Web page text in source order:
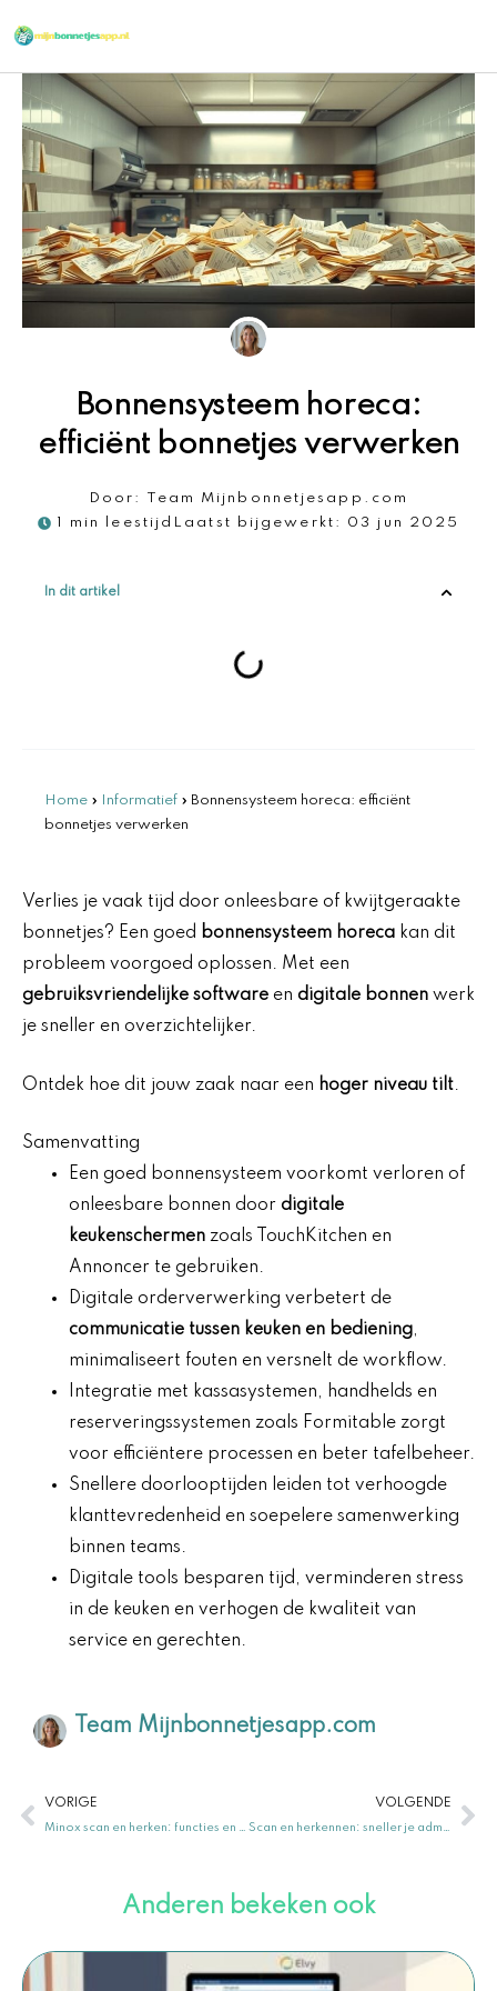
naar
inhoud
Bonnensysteem horeca:
efficiënt bonnetjes verwerken
Door:
Team Mijnbonnetjesapp.com
1 min leestijd Laatst bijgewerkt: 03 jun 2025
In dit artikel
Home » Informatief » Bonnensysteem horeca: efficiënt
bonnetjes verwerken
Verlies je vaak tijd door onleesbare of kwijtgeraakte
bonnetjes? Een goed bonnensysteem horeca kan dit
probleem voorgoed oplossen. Met een
gebruiksvriendelijke software en digitale bonnen werk
je sneller en overzichtelijker.
Ontdek hoe dit jouw zaak naar een hoger niveau tilt.
Samenvatting
Een goed bonnensysteem voorkomt verloren of
onleesbare bonnen door digitale
keukenschermen zoals TouchKitchen en
Annoncer te gebruiken.
Digitale orderverwerking verbetert de
communicatie tussen keuken en bediening,
minimaliseert fouten en versnelt de workflow.
Integratie met kassasystemen, handhelds en
reserveringssystemen zoals Formitable zorgt
voor efficiëntere processen en beter tafelbeheer.
Snellere doorlooptijden leiden tot verhoogde
klanttevredenheid en soepelere samenwerking
binnen teams.
Digitale tools besparen tijd, verminderen stress
in de keuken en verhogen de kwaliteit van
service en gerechten.
Team Mijnbonnetjesapp.com
Vorige
VORIGE
Minox scan en herken: functies en toepassingen
VOLGENDE
Scan en herkennen: sneller je administratie doen
Anderen bekeken ook